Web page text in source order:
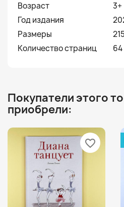
Возраст
3+
Год издания
Размеры
Количество страниц
64
Покупатели этого
приобрели:
favorite_border